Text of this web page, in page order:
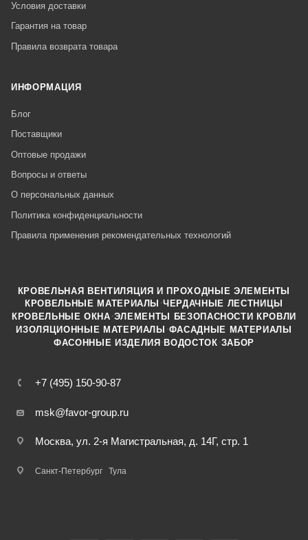
Условия доставки
Гарантия на товар
Правила возврата товара
ИНФОРМАЦИЯ
Блог
Поставщики
Оптовые продажи
Вопросы и ответы
О персональных данных
Политика конфиденциальности
Правила применения рекомендательных технологий
+7 (495) 150-90-87
msk@favor-group.ru
Москва, ул. 2-я Магистральная, д. 14Г, стр. 1
Санкт-Петербург Тула
КРОВЕЛЬНАЯ ВЕНТИЛЯЦИЯ И ПРОХОДНЫЕ ЭЛЕМЕНТЫ
КРОВЕЛЬНЫЕ МАТЕРИАЛЫ ·ЧЕРДАЧНЫЕ ЛЕСТНИЦЫ
КРОВЕЛЬНЫЕ ОКНА ·ЭЛЕМЕНТЫ БЕЗОПАСНОСТИ КРОВЛИ
ИЗОЛЯЦИОННЫЕ МАТЕРИАЛЫ ·ФАСАДНЫЕ МАТЕРИАЛЫ
ФАСОННЫЕ ИЗДЕЛИЯ ·ВОДОСТОК ·ЗАБОР